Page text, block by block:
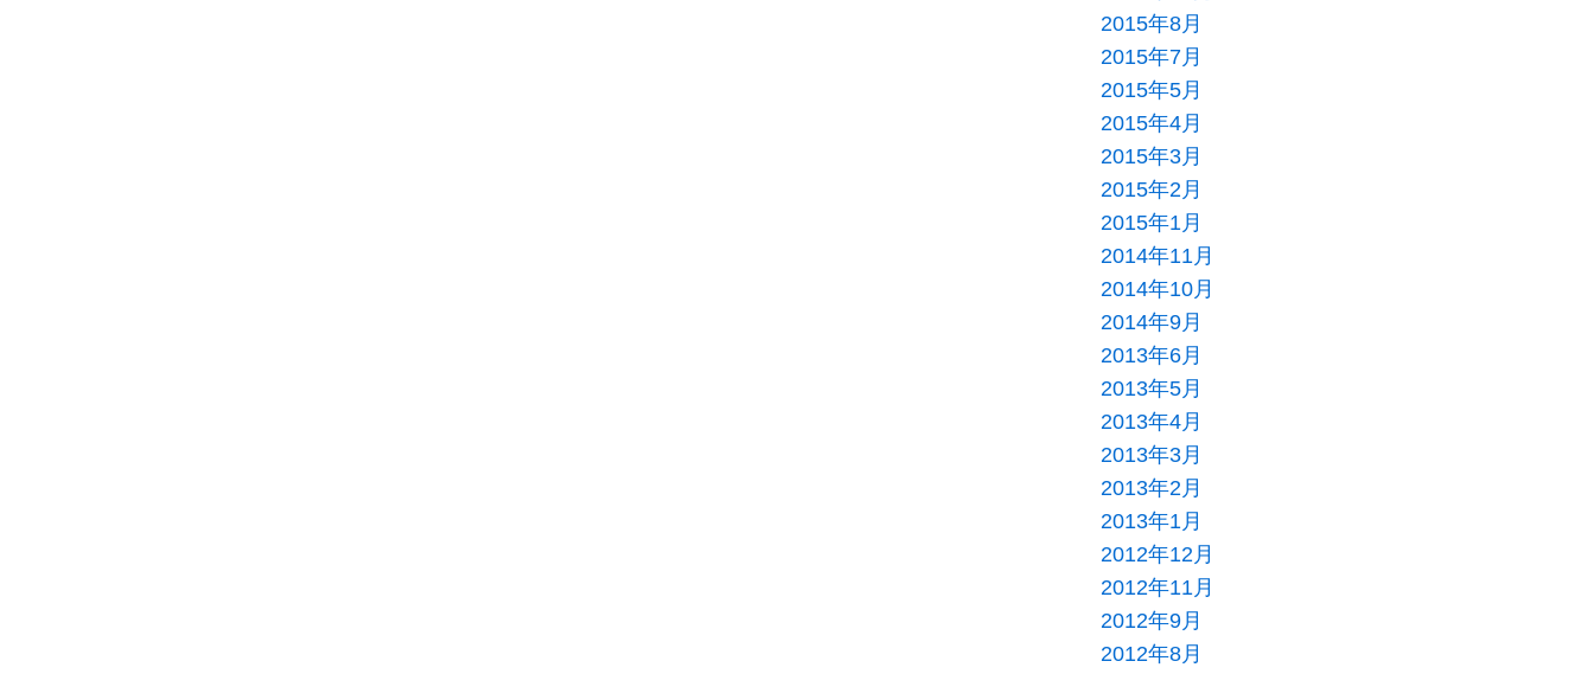
2015年8月
2015年7月
2015年5月
2015年4月
2015年3月
2015年2月
2015年1月
2014年11月
2014年10月
2014年9月
2013年6月
2013年5月
2013年4月
2013年3月
2013年2月
2013年1月
2012年12月
2012年11月
2012年9月
2012年8月